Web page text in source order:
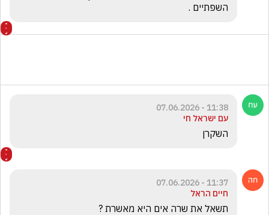
השפתיים .
11:38 - 07.06.2026
עם ישראל חי
השקרן
11:37 - 07.06.2026
חיים הראל
תשאל את שרה אים היא מאשרת ?